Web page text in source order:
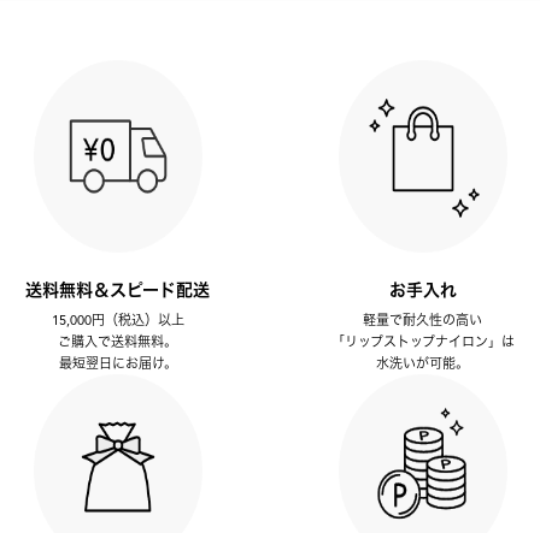
送料無料＆スピード配送
15,000円（税込）以上
ご購入で送料無料。
最短翌日にお届け。
お手入れ
軽量で耐久性の高い
「リップストップナイロン」は
水洗いが可能。